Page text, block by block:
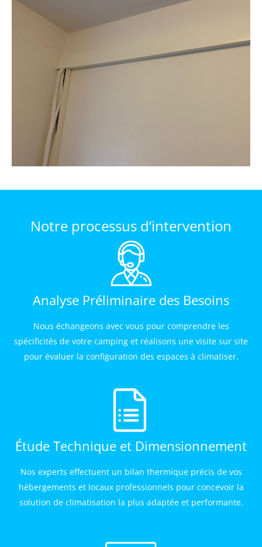
Notre processus d’intervention
Analyse Préliminaire des Besoins
Nous échangeons avec vous pour comprendre les
spécificités de votre camping et réalisons une visite sur site
pour évaluer la configuration des espaces à climatiser.
Étude Technique et Dimensionnement
Nos experts effectuent un bilan thermique précis de vos
hébergements et locaux professionnels pour concevoir la
solution de climatisation la plus adaptée et performante.